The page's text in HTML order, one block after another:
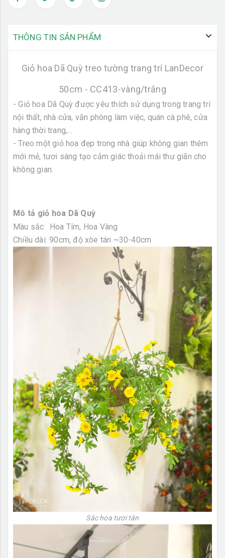
THÔNG TIN SẢN PHẨM
Giỏ hoa Dã Quỳ treo tường trang trí LanDecor
50cm - CC413-vàng/trắng
- Giỏ hoa Dã Quỳ được yêu thích sử dụng trong trang trí
nội thất, nhà cửa, văn phòng làm việc, quán cà phê, cửa
hàng thời trang,...
- Treo một giỏ hoa đẹp trong nhà giúp không gian thêm
mới mẻ, tươi sáng tạo cảm giác thoải mái thư giãn cho
không gian.
Mô tả giỏ hoa Dã Quỳ
Màu sắc: Hoa Tím, Hoa Vàng
Chiều dài: 90cm, độ xòe tán ~30-40cm
Sắc hoa tươi tắn